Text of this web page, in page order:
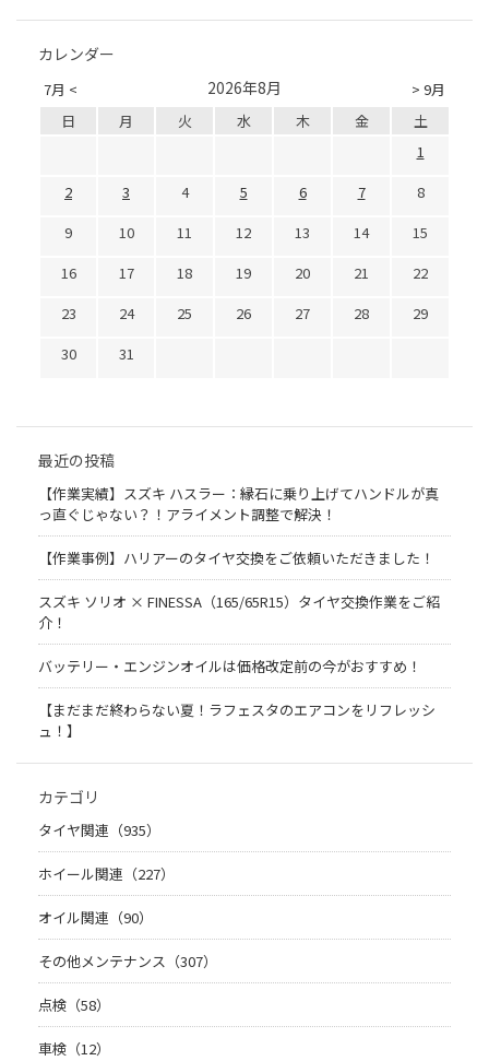
カレンダー
7月 < > 9月
2026年8月
日 月 火 水 木 金
土
1
2
3 4 5 6 7
8
9
10 11 12 13 14
15
16
17 18 19 20 21
22
23
24 25 26 27 28
29
30
31
最近の投稿
【作業実績】スズキ ハスラー：縁石に乗り上げてハンドルが真
っ直ぐじゃない？！アライメント調整で解決！
【作業事例】ハリアーのタイヤ交換をご依頼いただきました！
スズキ ソリオ × FINESSA（165/65R15）タイヤ交換作業をご紹
介！
バッテリー・エンジンオイルは価格改定前の今がおすすめ！
【まだまだ終わらない夏！ラフェスタのエアコンをリフレッシ
ュ！】
カテゴリ
タイヤ関連（935）
ホイール関連（227）
オイル関連（90）
その他メンテナンス（307）
点検（58）
車検（12）